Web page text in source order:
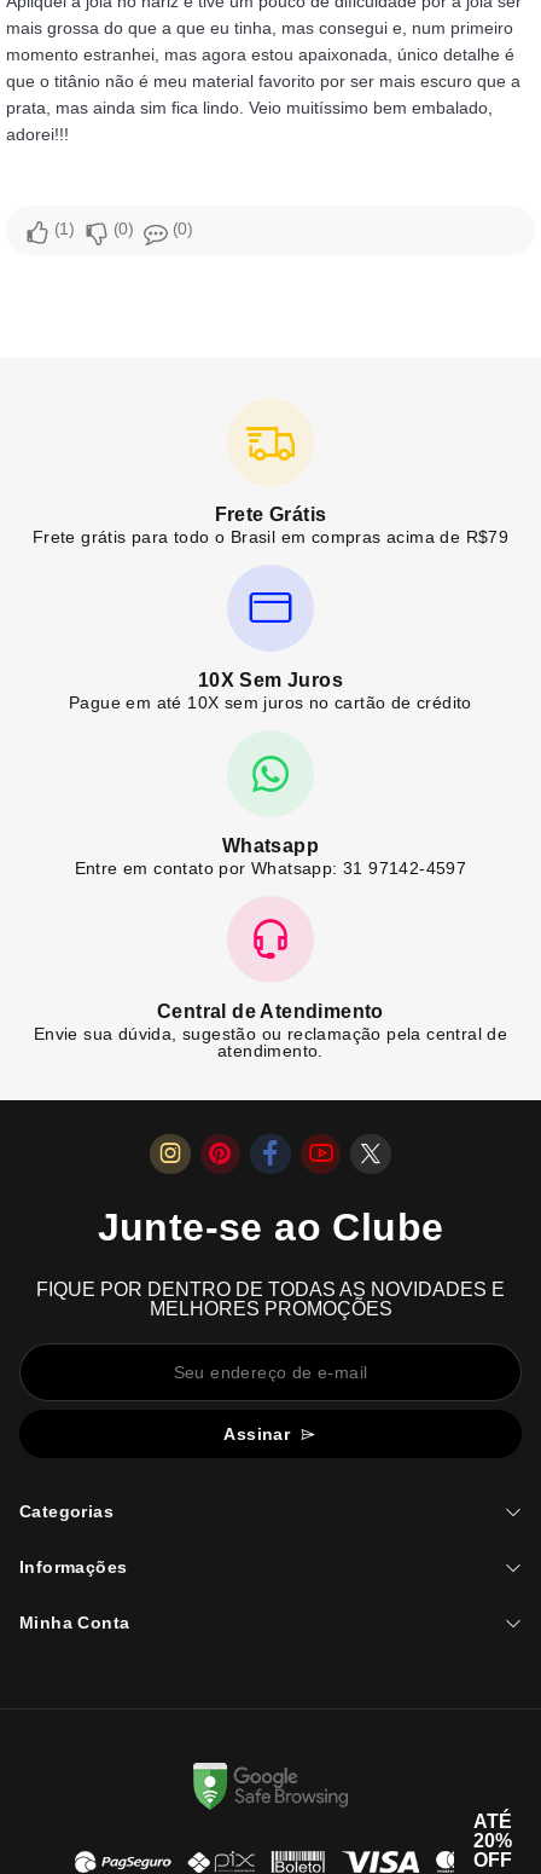
mais grossa do que a que eu tinha, mas consegui e, num primeiro
momento estranhei, mas agora estou apaixonada, único detalhe é
que o titânio não é meu material favorito por ser mais escuro que a
prata, mas ainda sim fica lindo. Veio muitíssimo bem embalado,
adorei!!!
1 0 0
Frete Grátis
Frete grátis para todo o Brasil em compras acima de R$79
10X Sem Juros
Pague em até 10X sem juros no cartão de crédito
Whatsapp
Entre em contato por Whatsapp: 31 97142-4597
Central de Atendimento
Envie sua dúvida, sugestão ou reclamação pela central de
atendimento.
Junte-se ao Clube
FIQUE POR DENTRO DE TODAS AS NOVIDADES E
MELHORES PROMOÇÕES
Assinar
Categorias
Informações
Minha Conta
ATÉ
20%
OFF